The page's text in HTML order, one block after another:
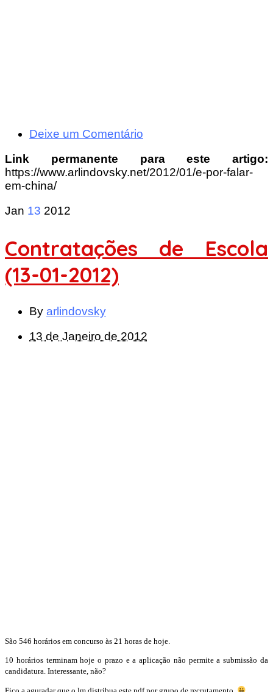
Deixe um Comentário
Link permanente para este artigo:
https://www.arlindovsky.net/2012/01/e-por-falar-
em-china/
Jan 13 2012
Contratações de Escola
(13-01-2012)
By arlindovsky
13 de Janeiro de 2012
São 546 horários em concurso às 21 horas de hoje.
10 horários terminam hoje o prazo e a aplicação não permite a submissão da
candidatura. Interessante, não?